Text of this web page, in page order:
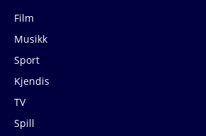
Film
Musikk
Sport
Kjendis
TV
Spill